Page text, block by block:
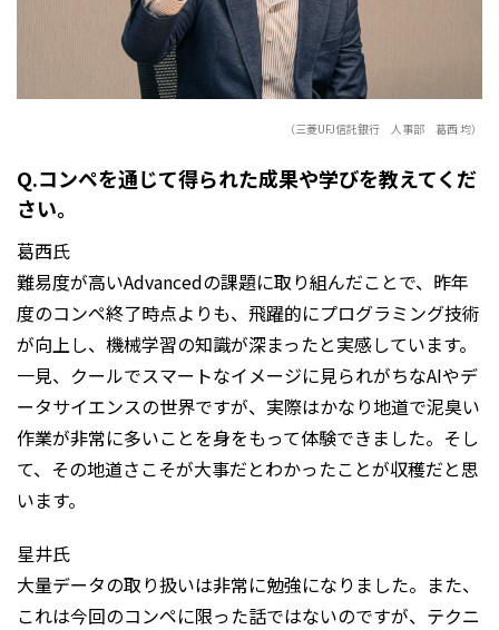
（三菱UFJ信託銀行 人事部 葛西 均）
Q.コンペを通じて得られた成果や学びを教えてくだ
さい。
葛西氏
難易度が高いAdvancedの課題に取り組んだことで、昨年
度のコンペ終了時点よりも、飛躍的にプログラミング技術
が向上し、機械学習の知識が深まったと実感しています。
一見、クールでスマートなイメージに見られがちなAIやデ
ータサイエンスの世界ですが、実際はかなり地道で泥臭い
作業が非常に多いことを身をもって体験できました。そし
て、その地道さこそが大事だとわかったことが収穫だと思
います。
星井氏
大量データの取り扱いは非常に勉強になりました。また、
これは今回のコンペに限った話ではないのですが、テクニ